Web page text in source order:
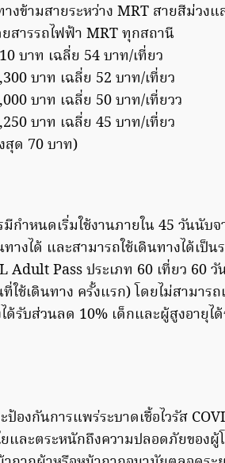
งข้ามสายระหว่าง MRT สายสีม่วง
สารรถไฟฟ้า MRT ทุกสถานี
บาท เฉลี่ย 54 บาท/เที่ยว
บาท เฉลี่ย 52 บาท/เที่ยว
บาท เฉลี่ย 50 บาท/เที่ยวว
บาท เฉลี่ย 45 บาท/เที่ยว
สุด 70 บาท)
กำหนดเริ่มใช้งานภายใน 45 วันนับ
างได้ และสามารถใช้เดินทางได้เป็
Adult Pass ประเภท 60 เที่ยว 60 วั
ใช้เดินทาง ครั้งแรก) โดยไม่สามาร
รับส่วนลด 10% เด็กและผู้สูงอายุไ
องกันการแพร่ระบาดเชื้อไวรัส
และตระหนักถึงความปลอดภัยของ